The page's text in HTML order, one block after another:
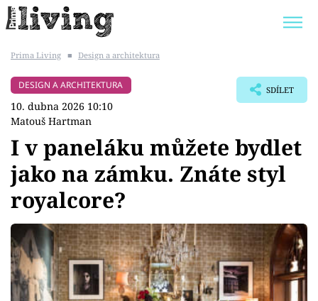
BYDLENÍ SLAVNÝCH
ZAHRADA
Témata
Bydlení
Zahrada
Design
Prima Living ■ Design a architektura
DESIGN A ARCHITEKTURA
10. dubna 2026 10:10
Matouš Hartman
SDÍLET
I v paneláku můžete bydlet
jako na zámku. Znáte styl
royalcore?